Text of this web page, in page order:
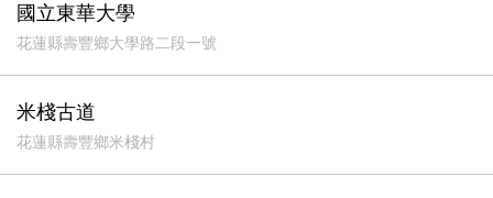
國立東華大學
花蓮縣壽豐鄉大學路二段一號
米棧古道
花蓮縣壽豐鄉米棧村